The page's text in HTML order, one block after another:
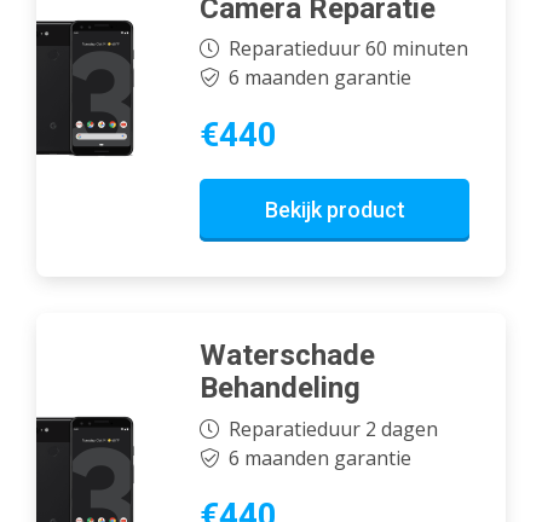
Camera Reparatie
Reparatieduur 60 minuten
6 maanden garantie
€440
Bekijk product
Waterschade
Behandeling
Reparatieduur 2 dagen
6 maanden garantie